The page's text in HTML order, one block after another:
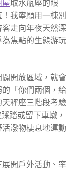
取水瓶座的眼
我寧願用一棟別
走向年夜天然深
焦點的生態游玩
開放區域，就會
「你們兩個，給
秤座三階段考驗
踏或留下車轍，
潑物棲息地運動
開戶外活動、率